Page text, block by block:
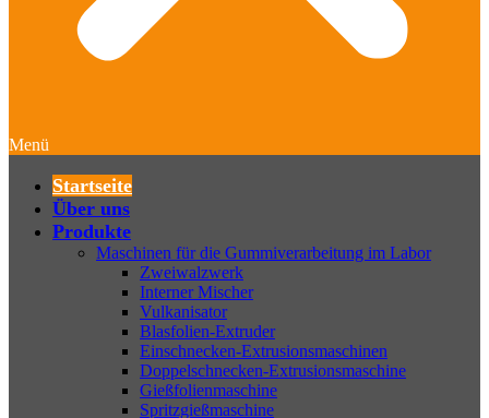
Menü
Startseite
Über uns
Produkte
Maschinen für die Gummiverarbeitung im Labor
Zweiwalzwerk
Interner Mischer
Vulkanisator
Blasfolien-Extruder
Einschnecken-Extrusionsmaschinen
Doppelschnecken-Extrusionsmaschine
Gießfolienmaschine
Spritzgießmaschine